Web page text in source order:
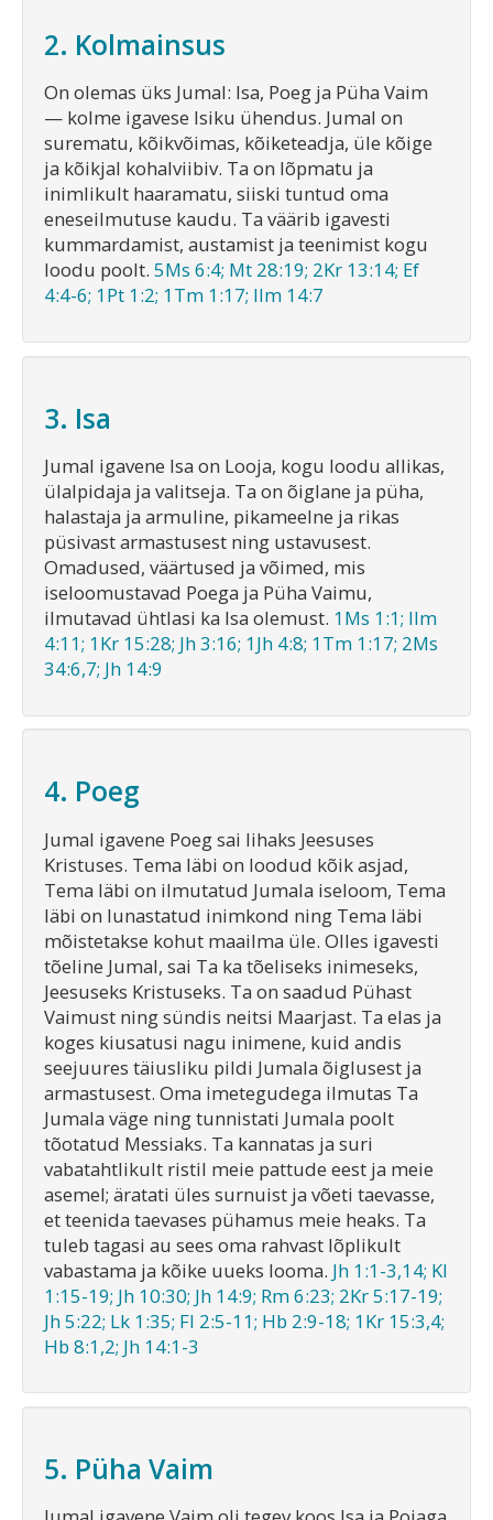
2. Kolmainsus
On olemas üks Jumal: Isa, Poeg ja Püha Vaim
— kolme igavese Isiku ühendus. Jumal on
surematu, kõikvõimas, kõiketeadja, üle kõige
ja kõikjal kohalviibiv. Ta on lõpmatu ja
inimlikult haaramatu, siiski tuntud oma
eneseilmutuse kaudu. Ta väärib igavesti
kummardamist, austamist ja teenimist kogu
loodu poolt. 5Ms 6:4; Mt 28:19; 2Kr 13:14; Ef
4:4-6; 1Pt 1:2; 1Tm 1:17; Ilm 14:7
3. Isa
Jumal igavene Isa on Looja, kogu loodu allikas,
ülalpidaja ja valitseja. Ta on õiglane ja püha,
halastaja ja armuline, pikameelne ja rikas
püsivast armastusest ning ustavusest.
Omadused, väärtused ja võimed, mis
iseloomustavad Poega ja Püha Vaimu,
ilmutavad ühtlasi ka Isa olemust. 1Ms 1:1; Ilm
4:11; 1Kr 15:28; Jh 3:16; 1Jh 4:8; 1Tm 1:17; 2Ms
34:6,7; Jh 14:9
4. Poeg
Jumal igavene Poeg sai lihaks Jeesuses
Kristuses. Tema läbi on loodud kõik asjad,
Tema läbi on ilmutatud Jumala iseloom, Tema
läbi on lunastatud inimkond ning Tema läbi
mõistetakse kohut maailma üle. Olles igavesti
tõeline Jumal, sai Ta ka tõeliseks inimeseks,
Jeesuseks Kristuseks. Ta on saadud Pühast
Vaimust ning sündis neitsi Maarjast. Ta elas ja
koges kiusatusi nagu inimene, kuid andis
seejuures täiusliku pildi Jumala õiglusest ja
armastusest. Oma imetegudega ilmutas Ta
Jumala väge ning tunnistati Jumala poolt
tõotatud Messiaks. Ta kannatas ja suri
vabatahtlikult ristil meie pattude eest ja meie
asemel; äratati üles surnuist ja võeti taevasse,
et teenida taevases pühamus meie heaks. Ta
tuleb tagasi au sees oma rahvast lõplikult
vabastama ja kõike uueks looma. Jh 1:1-3,14; Kl
1:15-19; Jh 10:30; Jh 14:9; Rm 6:23; 2Kr 5:17-19;
Jh 5:22; Lk 1:35; Fl 2:5-11; Hb 2:9-18; 1Kr 15:3,4;
Hb 8:1,2; Jh 14:1-3
5. Püha Vaim